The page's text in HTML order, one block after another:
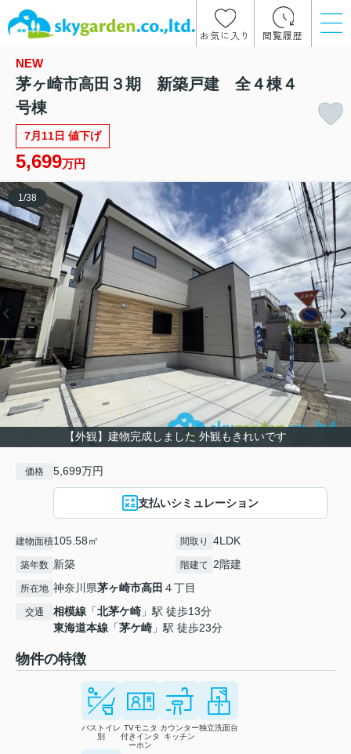
お気に入り 閲覧履歴
NEW
茅ヶ崎市高田３期 新築戸建 全４棟４
号棟
7月11日 値下げ
5,699万円
【外観】建物完成しました 外観もきれいです
1 /38
価格 5,699万円
支払いシミュレーション
建物面積105.58㎡ 間取り 4LDK
築年数 新築 階建て 2階建
所在地 神奈川県茅ヶ崎市高田 ４丁目
交通 相模線 「北茅ケ崎 」駅 徒歩13分
東海道本線 「茅ケ崎 」駅 徒歩23分
物件の特徴
バストイレ
別
TVモニタ
付きインタ
ーホン
カウンター
キッチン
独立洗面台